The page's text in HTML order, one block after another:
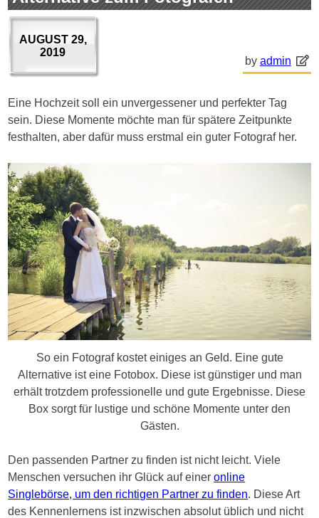
AUGUST 29,
2019
by admin
Eine Hochzeit soll ein unvergessener und perfekter Tag
sein. Diese Momente möchte man für spätere Zeitpunkte
festhalten, aber dafür muss erstmal ein guter Fotograf her.
So ein Fotograf kostet einiges an Geld. Eine gute
Alternative ist eine Fotobox. Diese ist günstiger und man
erhält trotzdem professionelle und gute Ergebnisse. Diese
Box sorgt für lustige und schöne Momente unter den
Gästen.
Den passenden Partner zu finden ist nicht leicht. Viele
Menschen versuchen ihr Glück auf eineronline
Singlebörse, um den richtigen Partner zu finden. Diese Art
des Kennenlernens ist inzwischen absolut üblich und nicht